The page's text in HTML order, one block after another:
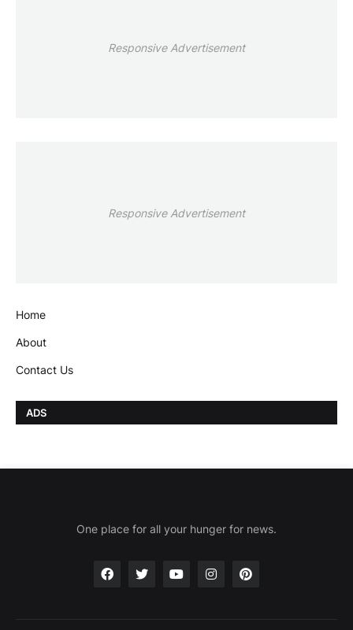
Responsive Advertisement
Responsive Advertisement
Home
About
Contact Us
ADS
One place for all your hunger for news.